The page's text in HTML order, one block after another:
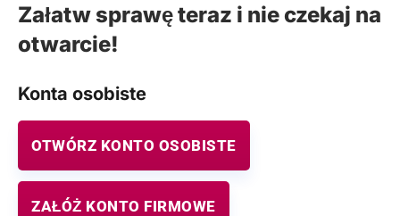
Załatw sprawę teraz i nie czekaj na
otwarcie!
Konta osobiste
OTWÓRZ KONTO OSOBISTE
ZAŁÓŻ KONTO FIRMOWE